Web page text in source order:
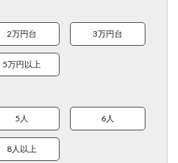
2万円台 3万円台
5万円以上
5人 6人
8人以上